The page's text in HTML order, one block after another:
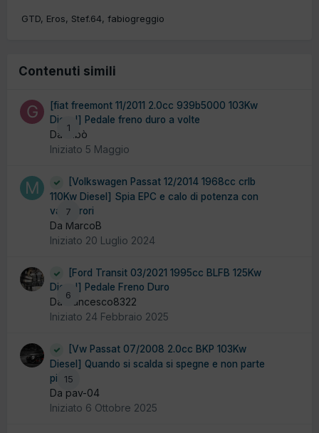
GTD Eros Stef.64 fabiogreggio
Contenuti simili
1
[fiat freemont 11/2011 2.0cc 939b5000 103Kw
Diesel] Pedale freno duro a volte
Da Gibò
Iniziato 5 Maggio
7
[Volkswagen Passat 12/2014 1968cc crlb
110Kw Diesel] Spia EPC e calo di potenza con
vari errori
Da MarcoB
Iniziato 20 Luglio 2024
6
[Ford Transit 03/2021 1995cc BLFB 125Kw
Diesel] Pedale Freno Duro
Da francesco8322
Iniziato 24 Febbraio 2025
15
[Vw Passat 07/2008 2.0cc BKP 103Kw
Diesel] Quando si scalda si spegne e non parte
più
Da pav-04
Iniziato 6 Ottobre 2025